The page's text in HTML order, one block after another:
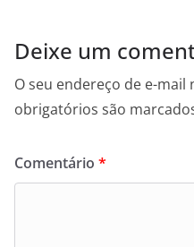
Deixe um
O seu endereço de e-mail
obrigatórios são
Comentário *